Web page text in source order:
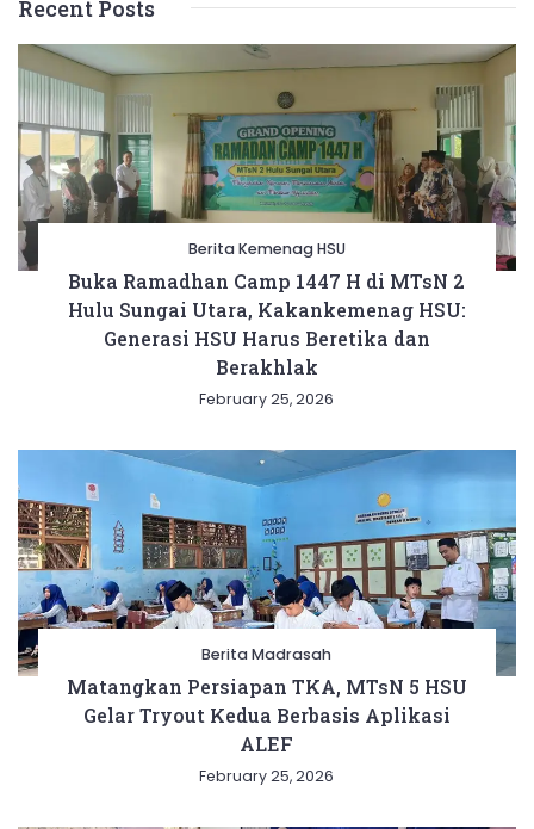
Recent Posts
Berita Kemenag HSU
Buka Ramadhan Camp 1447 H di MTsN 2
Hulu Sungai Utara, Kakankemenag HSU:
Generasi HSU Harus Beretika dan
Berakhlak
February 25, 2026
Berita Madrasah
Matangkan Persiapan TKA, MTsN 5 HSU
Gelar Tryout Kedua Berbasis Aplikasi
ALEF
February 25, 2026